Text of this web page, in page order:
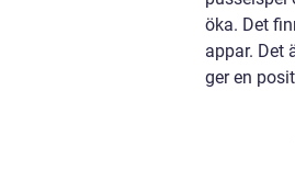
öka. Det
appar. Det
ger en